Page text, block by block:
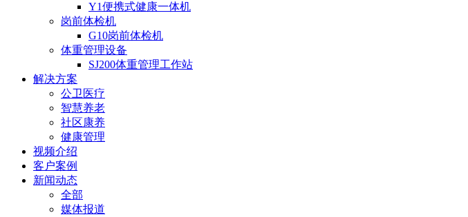
Y1便携式健康一体机
岗前体检机
G10岗前体检机
体重管理设备
SJ200体重管理工作站
解决方案
公卫医疗
智慧养老
社区康养
健康管理
视频介绍
客户案例
新闻动态
全部
媒体报道